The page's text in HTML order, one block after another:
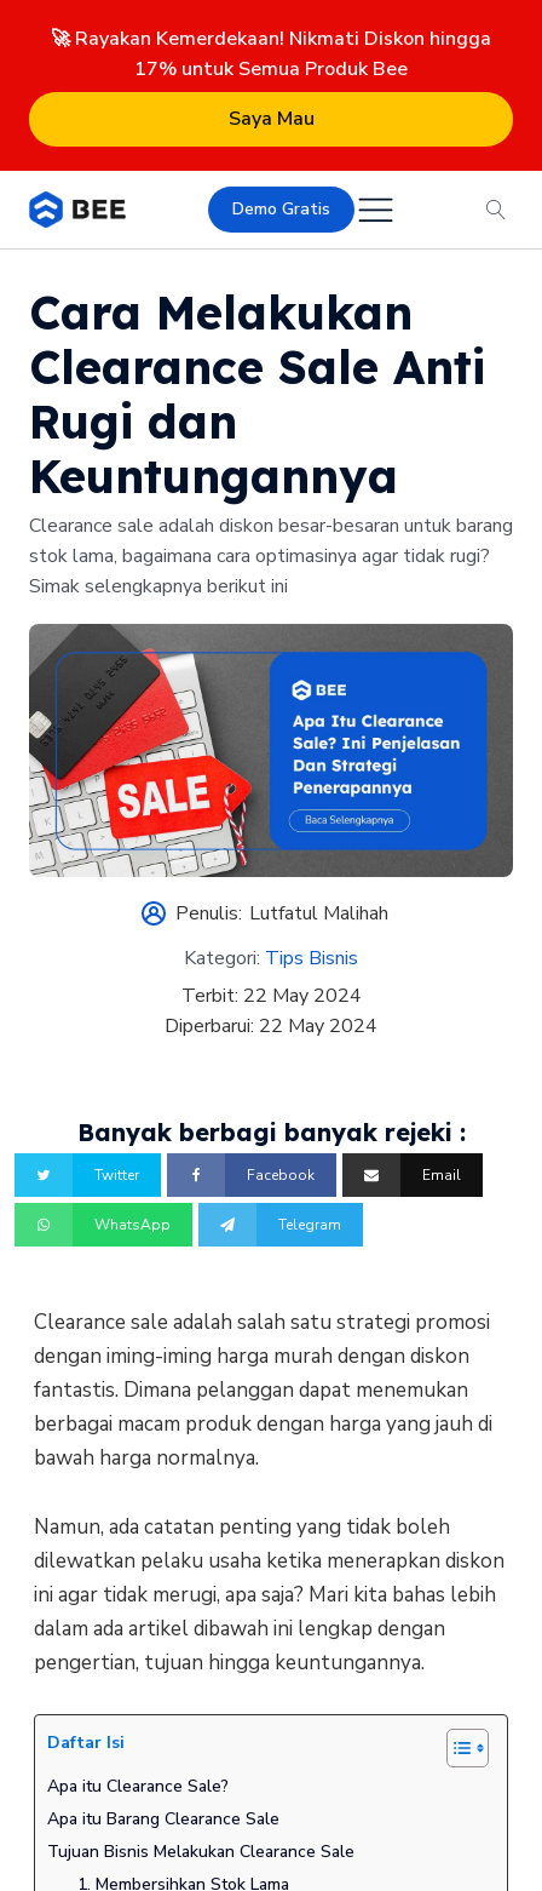
🚀 Rayakan Kemerdekaan! Nikmati Diskon hingga
17% untuk Semua Produk Bee
Saya Mau
Demo Gratis
Cara Melakukan
Clearance Sale Anti
Rugi dan
Keuntungannya
Clearance sale adalah diskon besar-besaran untuk barang
stok lama, bagaimana cara optimasinya agar tidak rugi?
Simak selengkapnya berikut ini
Penulis: Lutfatul Malihah
Kategori: Tips Bisnis
Terbit: 22 May 2024
Diperbarui: 22 May 2024
Banyak berbagi banyak rejeki :
Twitter Facebook Email
WhatsApp Telegram
Clearance sale adalah salah satu strategi promosi
dengan iming-iming harga murah dengan diskon
fantastis. Dimana pelanggan dapat menemukan
berbagai macam produk dengan harga yang jauh di
bawah harga normalnya.
Namun, ada catatan penting yang tidak boleh
dilewatkan pelaku usaha ketika menerapkan diskon
ini agar tidak merugi, apa saja? Mari kita bahas lebih
dalam ada artikel dibawah ini lengkap dengan
pengertian, tujuan hingga keuntungannya.
Daftar Isi
Apa itu Clearance Sale?
Apa itu Barang Clearance Sale
Tujuan Bisnis Melakukan Clearance Sale
1. Membersihkan Stok Lama